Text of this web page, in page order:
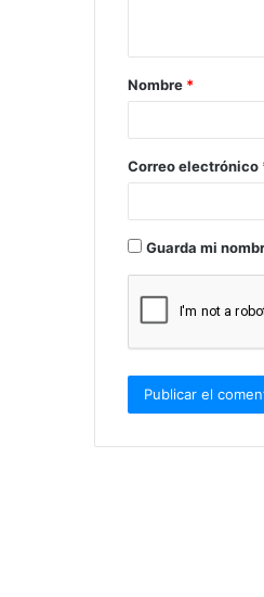
a
r
*
Nombre *
Correo electrónico
Guarda mi